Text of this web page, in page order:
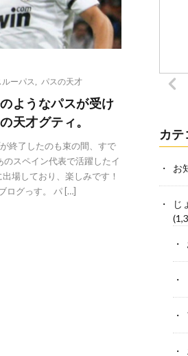
ルーパス パスの天才
ようなパスが受け
天才グティ。
終了したのも束の間、すで
スペイン代表で活躍したイ
場しており、楽しみです！
ログっす。 パ […]
カ
お
じ